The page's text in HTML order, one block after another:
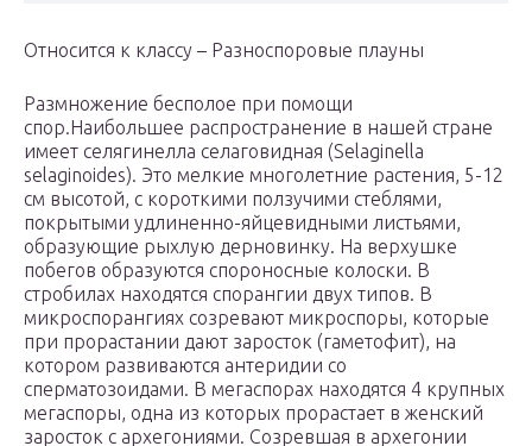
Относится к классу – Разноспоровые плауны
Размножение бесполое при помощи
спор.Наибольшее распространение в нашей стране
имеет селягинелла селаговидная (Selaginella
selaginoides). Это мелкие многолетние растения, 5-12
см высотой, с короткими ползучими стеблями,
покрытыми удлиненно-яйцевидными листьями,
образующие рыхлую дерновинку. На верхушке
побегов образуются спороносные колоски. В
стробилах находятся спорангии двух типов. В
микроспорангиях созревают микроспоры, которые
при прорастании дают заросток (гаметофит), на
котором развиваются антеридии со
сперматозоидами. В мегаспорах находятся 4 крупных
мегаспоры, одна из которых прорастает в женский
заросток с архегониями. Созревшая в архегонии